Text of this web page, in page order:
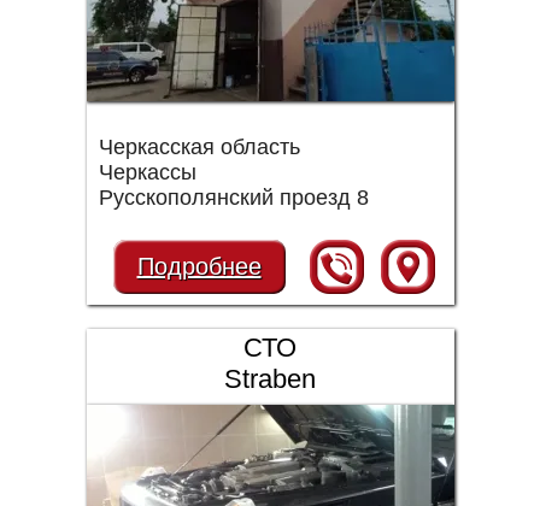
Черкасская область
Черкассы
Русскополянский проезд 8
Подробнее
СТО
Straben